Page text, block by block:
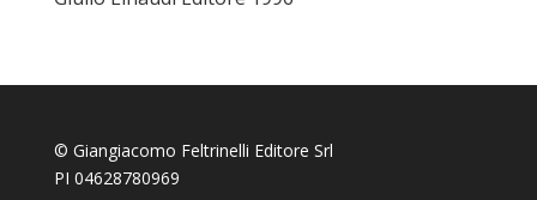
© Giangiacomo Feltrinelli Editore Srl
PI 04628780969